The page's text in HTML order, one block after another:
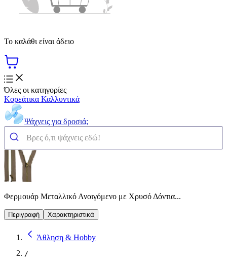
Το καλάθι είναι άδειο
Όλες οι κατηγορίες
Κορεάτικα Καλλυντικά
Ψάχνεις για δροσιά;
Φερμουάρ Μεταλλικό Ανοιγόμενο με Χρυσό Δόντια...
Περιγραφή Χαρακτηριστικά
Άθληση & Hobby
/